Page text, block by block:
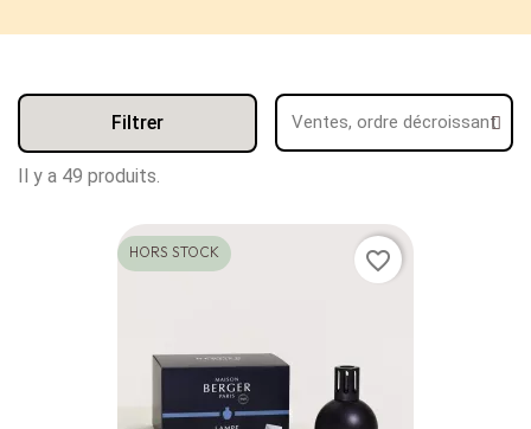
Il y a 49 produits.
Filtrer
HORS STOCK favorite_border